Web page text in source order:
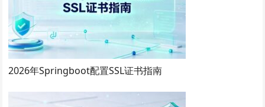
2026年Springboot配置SSL证书指南